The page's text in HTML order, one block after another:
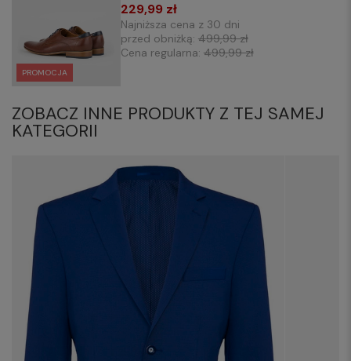
PROMOCJA
229,99 zł
Najniższa cena z 30 dni
przed obniżką: 499,99 zł
Cena regularna: 499,99 zł
ZOBACZ INNE PRODUKTY Z TEJ SAMEJ
KATEGORII